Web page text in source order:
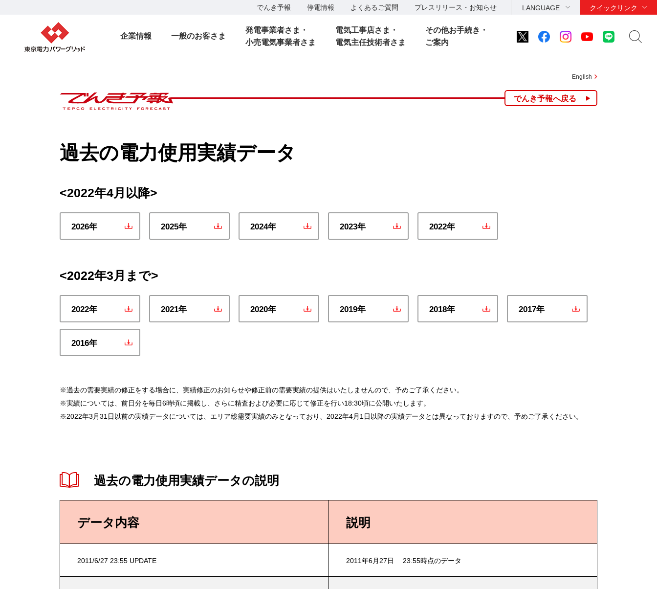
でんき予報 停電情報 よくあるご質問 プレスリリース・お知らせ LANGUAGE クイックリンク
企業情報 一般のお客さま
発電事業者さま・
小売電気事業者さま
電気工事店さま・
電気主任技術者さま
その他お手続き・
ご案内
English
でんき予報へ戻る
過去の電力使用実績データ
<2022年4月以降>
2026年 2025年 2024年 2023年 2022年
<2022年3月まで>
2022年 2021年 2020年 2019年 2018年 2017年
2016年
※過去の需要実績の修正をする場合に、実績修正のお知らせや修正前の需要実績の提供はいたしませんので、予めご了承ください。
※実績については、前日分を毎日6時頃に掲載し、さらに精査および必要に応じて修正を行い18:30頃に公開いたします。
※2022年3月31日以前の実績データについては、エリア総需要実績のみとなっており、2022年4月1日以降の実績データとは異なっておりますので、予めご了承ください。
過去の電力使用実績データの説明
データ内容 説明
2011/6/27 23:55 UPDATE 2011年6月27日 23:55時点のデータ